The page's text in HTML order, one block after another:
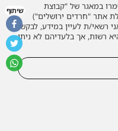
במאגר של "קבוצת
אתר "חרדים ירושלים")
רשאי/ת לעיין במידע, לבקש
רשות, אך בלעדיהם לא ניתן
שיתוף